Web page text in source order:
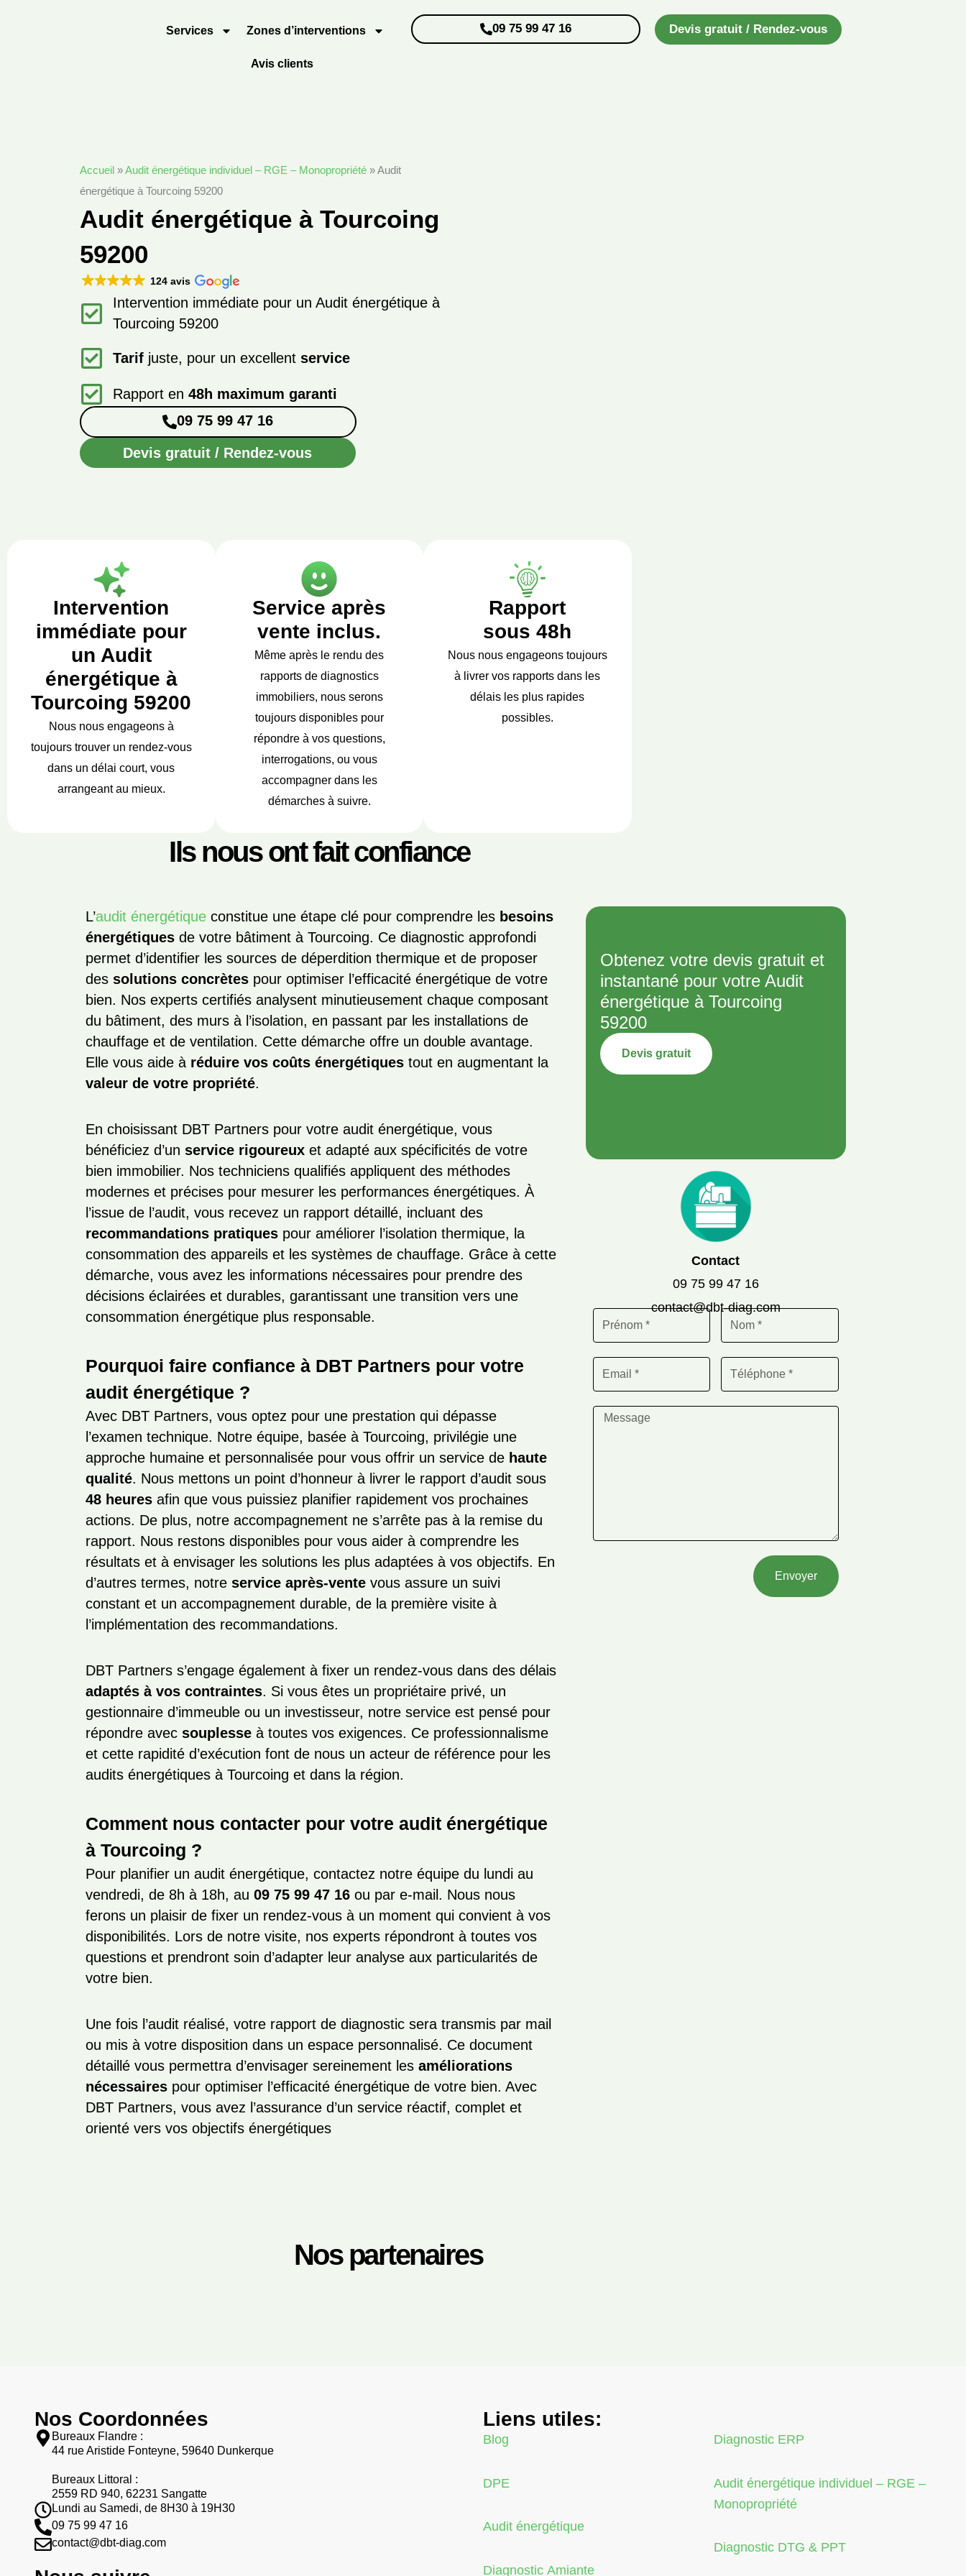
Services Zones d’interventions
Avis clients
09 75 99 47 16 Devis gratuit / Rendez-vous
Accueil»Audit énergétique individuel – RGE – Monopropriété»Audit
énergétique à Tourcoing 59200
Audit énergétique à Tourcoing
59200
124 avis
Intervention immédiate pour un Audit énergétique à
Tourcoing 59200
Tarif juste, pour un excellentservice
Rapport en48h maximum garanti
09 75 99 47 16
Devis gratuit / Rendez-vous
Intervention
immédiate pour
un Audit
énergétique à
Tourcoing 59200
Nous nous engageons à
toujours trouver un rendez-vous
dans un délai court, vous
arrangeant au mieux.
Service après
vente inclus.
Même après le rendu des
rapports de diagnostics
immobiliers, nous serons
toujours disponibles pour
répondre à vos questions,
interrogations, ou vous
accompagner dans les
démarches à suivre.
Rapport
sous 48h
Nous nous engageons toujours
à livrer vos rapports dans les
délais les plus rapides
possibles.
Ils nous ont fait confiance
L’audit énergétique constitue une étape clé pour comprendre les besoins
énergétiques de votre bâtiment à Tourcoing. Ce diagnostic approfondi
permet d’identifier les sources de déperdition thermique et de proposer
dessolutions concrètes pour optimiser l’efficacité énergétique de votre
bien. Nos experts certifiés analysent minutieusement chaque composant
du bâtiment, des murs à l’isolation, en passant par les installations de
chauffage et de ventilation. Cette démarche offre un double avantage.
Elle vous aide à réduire vos coûts énergétiques tout en augmentant la
valeur de votre propriété.
En choisissant DBT Partners pour votre audit énergétique, vous
bénéficiez d’unservice rigoureux et adapté aux spécificités de votre
bien immobilier. Nos techniciens qualifiés appliquent des méthodes
modernes et précises pour mesurer les performances énergétiques. À
l’issue de l’audit, vous recevez un rapport détaillé, incluant des
recommandations pratiques pour améliorer l’isolation thermique, la
consommation des appareils et les systèmes de chauffage. Grâce à cette
démarche, vous avez les informations nécessaires pour prendre des
décisions éclairées et durables, garantissant une transition vers une
consommation énergétique plus responsable.
Pourquoi faire confiance à DBT Partners pour votre
audit énergétique ?
Avec DBT Partners, vous optez pour une prestation qui dépasse
l’examen technique. Notre équipe, basée à Tourcoing, privilégie une
approche humaine et personnalisée pour vous offrir un service de haute
qualité. Nous mettons un point d’honneur à livrer le rapport d’audit sous
48 heures afin que vous puissiez planifier rapidement vos prochaines
actions. De plus, notre accompagnement ne s’arrête pas à la remise du
rapport. Nous restons disponibles pour vous aider à comprendre les
résultats et à envisager les solutions les plus adaptées à vos objectifs. En
d’autres termes, notreservice après-vente vous assure un suivi
constant et un accompagnement durable, de la première visite à
l’implémentation des recommandations.
DBT Partners s’engage également à fixer un rendez-vous dans des délais
adaptés à vos contraintes. Si vous êtes un propriétaire privé, un
gestionnaire d’immeuble ou un investisseur, notre service est pensé pour
répondre avecsouplesse à toutes vos exigences. Ce professionnalisme
et cette rapidité d’exécution font de nous un acteur de référence pour les
audits énergétiques à Tourcoing et dans la région.
Comment nous contacter pour votre audit énergétique
à Tourcoing ?
Pour planifier un audit énergétique, contactez notre équipe du lundi au
vendredi, de 8h à 18h, au09 75 99 47 16 ou par e-mail. Nous nous
ferons un plaisir de fixer un rendez-vous à un moment qui convient à vos
disponibilités. Lors de notre visite, nos experts répondront à toutes vos
questions et prendront soin d’adapter leur analyse aux particularités de
votre bien.
Une fois l’audit réalisé, votre rapport de diagnostic sera transmis par mail
ou mis à votre disposition dans un espace personnalisé. Ce document
détaillé vous permettra d’envisager sereinement lesaméliorations
nécessaires pour optimiser l’efficacité énergétique de votre bien. Avec
DBT Partners, vous avez l’assurance d’un service réactif, complet et
orienté vers vos objectifs énergétiques
Obtenez votre devis gratuit et
instantané pour votre Audit
énergétique à Tourcoing
59200
Devis gratuit
Contact
09 75 99 47 16
contact@dbt-diag.com
Envoyer
Nos partenaires
Nos Coordonnées
Bureaux Flandre :
44 rue Aristide Fonteyne, 59640 Dunkerque
Bureaux Littoral :
2559 RD 940, 62231 Sangatte
Lundi au Samedi, de 8H30 à 19H30
09 75 99 47 16
contact@dbt-diag.com
Liens utiles:
Blog
DPE
Audit énergétique
Diagnostic Amiante
Diagnostic ERP
Audit énergétique individuel – RGE –
Monopropriété
Diagnostic DTG & PPT